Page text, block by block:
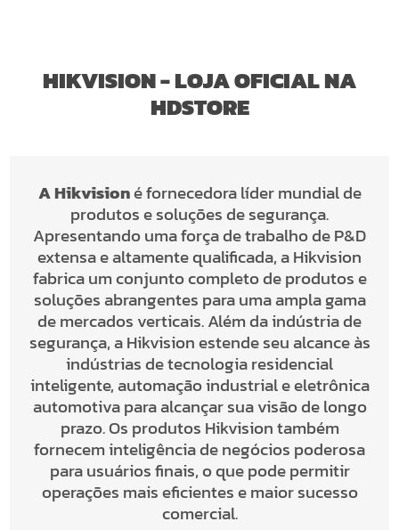
HIKVISION - LOJA OFICIAL NA
HDSTORE
A Hikvisioné fornecedora líder mundial de
produtos e soluções de segurança.
Apresentando uma força de trabalho de P&D
extensa e altamente qualificada, a Hikvision
fabrica um conjunto completo de produtos e
soluções abrangentes para uma ampla gama
de mercados verticais. Além da indústria de
segurança, a Hikvision estende seu alcance às
indústrias de tecnologia residencial
inteligente, automação industrial e eletrônica
automotiva para alcançar sua visão de longo
prazo. Os produtos Hikvision também
fornecem inteligência de negócios poderosa
para usuários finais, o que pode permitir
operações mais eficientes e maior sucesso
comercial.